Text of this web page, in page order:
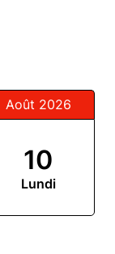
Août 2026
10
Lundi